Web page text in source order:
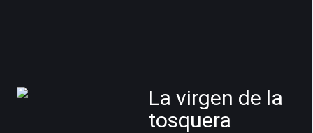
La virgen de la
tosquera